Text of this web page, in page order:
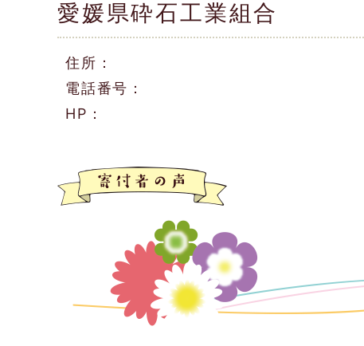
愛媛県砕石工業組合
住所：
電話番号：
HP：